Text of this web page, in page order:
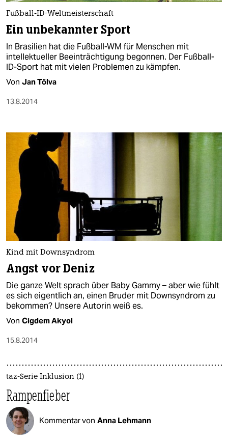
Fußball-ID-Weltmeisterschaft
Ein unbekannter Sport
In Brasilien hat die Fußball-WM für Menschen mit
intellektueller Beeinträchtigung begonnen. Der Fußball-
ID-Sport hat mit vielen Problemen zu kämpfen.
Von Jan Tölva
13.8.2014
Kind mit Downsyndrom
Angst vor Deniz
Die ganze Welt sprach über Baby Gammy – aber wie fühlt
es sich eigentlich an, einen Bruder mit Downsyndrom zu
bekommen? Unsere Autorin weiß es.
Von Cigdem Akyol
15.8.2014
taz-Serie Inklusion (1)
Rampenfieber
Kommentar von Anna Lehmann